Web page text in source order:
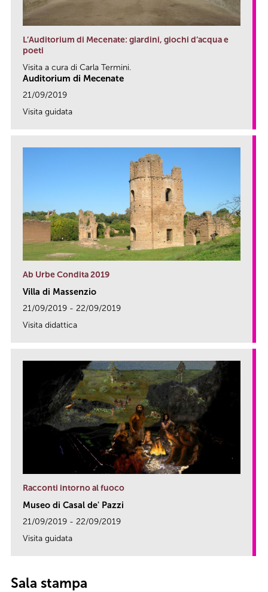
L’Auditorium di Mecenate: giardini, giochi d’acqua e
poeti
Visita a cura di Carla Termini.
Auditorium di Mecenate
21/09/2019
Visita guidata
Ab Urbe Condita 2019
Villa di Massenzio
21/09/2019 - 22/09/2019
Visita didattica
Racconti intorno al fuoco
Museo di Casal de' Pazzi
21/09/2019 - 22/09/2019
Visita guidata
Sala stampa